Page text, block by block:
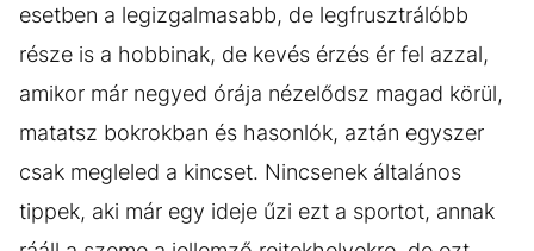
esetben a legizgalmasabb, de legfrusztrálóbb
része is a hobbinak, de kevés érzés ér fel azzal,
amikor már negyed órája nézelődsz magad körül,
matatsz bokrokban és hasonlók, aztán egyszer
csak megleled a kincset. Nincsenek általános
tippek, aki már egy ideje űzi ezt a sportot, annak